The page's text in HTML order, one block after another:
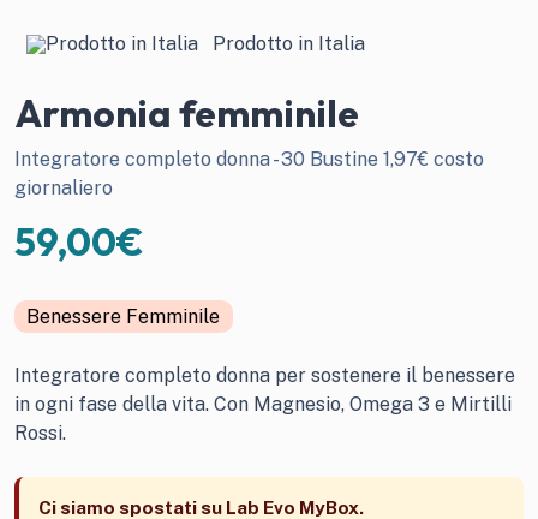
Prodotto in Italia
Armonia femminile
Integratore completo donna - 30 Bustine 1,97€ costo
giornaliero
59,00€
Benessere Femminile
Integratore completo donna per sostenere il benessere
in ogni fase della vita. Con Magnesio, Omega 3 e Mirtilli
Rossi.
Ci siamo spostati su Lab Evo MyBox.